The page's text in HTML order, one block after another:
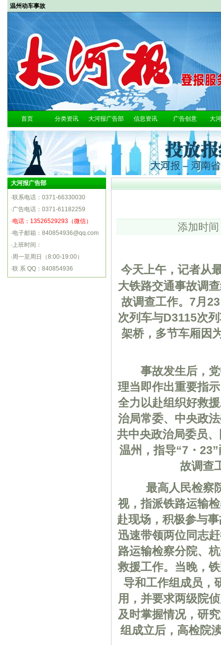
温州动车事故
首页 分类资讯 大河报广告部 信息资讯 广告创意 大
大河报广告部
·联系电话：0371-66330030
·广告电话：0371-61182259
·电话：13526529293（微信）
·电子邮箱：840854936@qq.com
·上班时间：
·周一至周日（8:00-19:00）
·联 系 QQ：840854936
添加时
今天上午，记者从
大铁路交通事故调
故调查工作。7月
次列车与D3115次
架桥，多节车厢因
事故发生后，党
理当即作出重要指
全力以赴组织好救
治局常委、中央政
共中央政治局委员
温州，指导“7・
故调查
最高人民检察院
视，指派铁路运输
赴现场，积极参与
迅速带领两位同志
路运输检察分院、
救援工作。当晚，
导和工作组成员，
用，并要求两级院
及时掌握情况，研
组成立后，高检院